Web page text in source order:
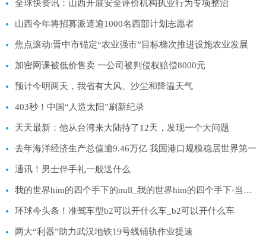
全球快资讯：山西开展安全评价机构执业行为专项整治
山西今年将招募派遣逾1000名西部计划志愿者
焦点滚动:晋中市锚定“农业强市”目标梯次推进设施农业发展
加密网课被低价售卖 一公司被判侵权赔偿8000元
预计今明两天，我省有大风、沙尘和降温天气
403秒！中国“人造太阳”刷新纪录
天天最新：他从台湾来大陆待了12天，发现一个大问题
去年海洋经济生产总值逾9.46万亿 我国港口规模稳居世界第一
通讯！男士伴手礼一般送什么
我的世界him的四个手下的null_我的世界him的四个手下-当前热门
环球今头条！准驾车型b2可以开什么车_b2可以开什么车
两大“利器”助力武汉地铁19号线铺轨作业提速